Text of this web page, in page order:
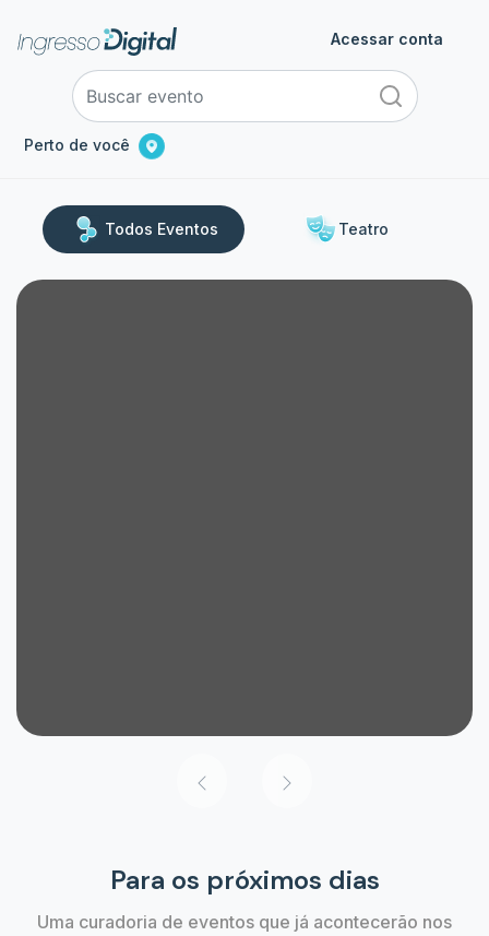
Perto de você
Acessar conta
Todos Eventos Teatro
Para os próximos dias
Uma curadoria de eventos que já acontecerão nos